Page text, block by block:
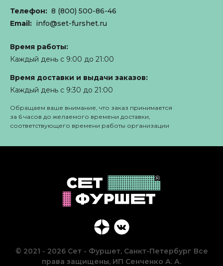
Телефон: 8 (800) 500-86-46
Email: info@set-furshet.ru
Время работы:
Каждый день с 9:00 до 21:00
Время доставки и выдачи заказов:
Каждый день с 9:30 до 21:00
Обращаем ваше внимание, что заказ принимается
за 6 часов до желаемого времени доставки,
соответствующего времени работы организации
© 2021 - 2026 Сет - Фуршет, Санкт-Петербург Все
права защищены, ИП Сенченко А. А.